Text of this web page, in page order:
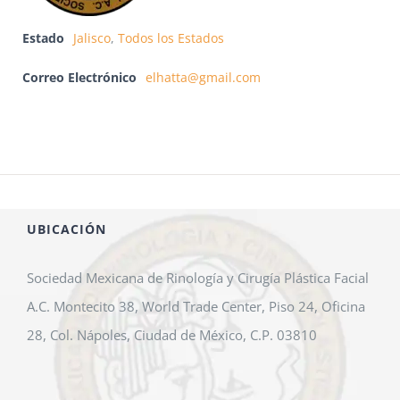
Estado Jalisco, Todos los Estados
Correo Electrónico elhatta@gmail.com
UBICACIÓN
Sociedad Mexicana de Rinología y Cirugía Plástica Facial
A.C. Montecito 38, World Trade Center, Piso 24, Oficina
28, Col. Nápoles, Ciudad de México, C.P. 03810